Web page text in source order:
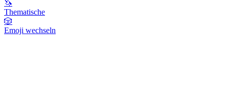
🦄
Thematische
🎲
Emoji wechseln